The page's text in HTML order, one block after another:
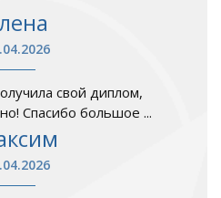
свой диплом,
Спасибо большое ...